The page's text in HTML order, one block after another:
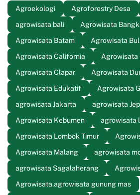
Agroekologi Agroforestry Desa
agrowisata bali
Agrowisata
Agrowisata Batam
Agrowisata
Agrowisata California
Agrowisata
Agrowisata Clapar
Agrowisata
Agrowisata Edukatif
Agrowisata
agrowisata Jakarta
agrowisata
Agrowisata Kebumen
agrowisata
Agrowisata Lombok Timur
Agrowisata Malang
agrowisata
agrowisata Sagalaherang
Agrowisata.agrowisata gunung mas